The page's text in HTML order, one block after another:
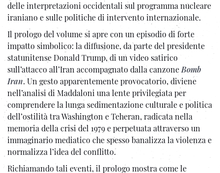
delle interpretazioni occidentali sul programma nucleare
iraniano e sulle politiche di intervento internazionale.
Il prologo del volume si apre con un episodio di forte
impatto simbolico: la diffusione, da parte del presidente
statunitense Donald Trump, di un video satirico
sull’attacco all’Iran accompagnato dalla canzone Bomb
Iran. Un gesto apparentemente provocatorio, diviene
nell’analisi di Maddaloni una lente privilegiata per
comprendere la lunga sedimentazione culturale e politica
dell’ostilità tra Washington e Teheran, radicata nella
memoria della crisi del 1979 e perpetuata attraverso un
immaginario mediatico che spesso banalizza la violenza e
normalizza l’idea del conflitto.
Richiamando tali eventi, il prologo mostra come le